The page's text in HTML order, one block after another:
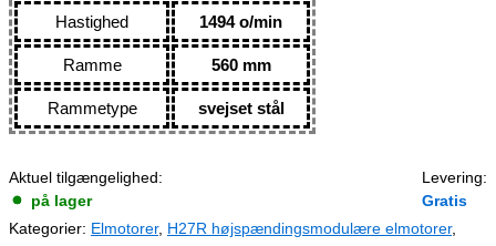
Hastighed 1494 o/min
Ramme 560 mm
Rammetype svejset stål
Aktuel tilgængelighed:
på lager
Levering:
Gratis
Kategorier: Elmotorer, H27R højspændingsmodulære elmotorer,